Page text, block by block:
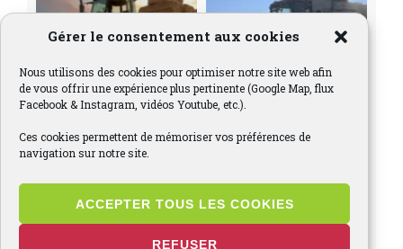
Gérer le consentement aux cookies
Nous utilisons des cookies pour optimiser notre site web afin
de vous offrir une expérience plus pertinente (Google Map, flux
Facebook & Instagram, vidéos Youtube, etc.).
Ces cookies permettent de mémoriser vos préférences de
navigation sur notre site.
ACCEPTER TOUS LES COOKIES
REFUSER